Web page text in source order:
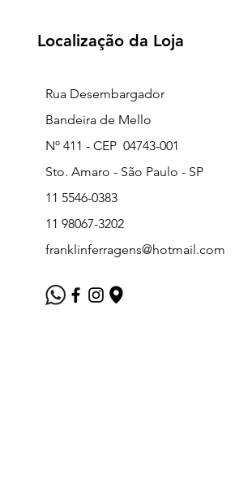
Localização da Loja
Rua Desembargador
Bandeira de Mello
Nº 411 - CEP 04743-001
Sto. Amaro - São Paulo - SP
11 5546-0383
11 98067-3202
franklinferragens@hotmail.com